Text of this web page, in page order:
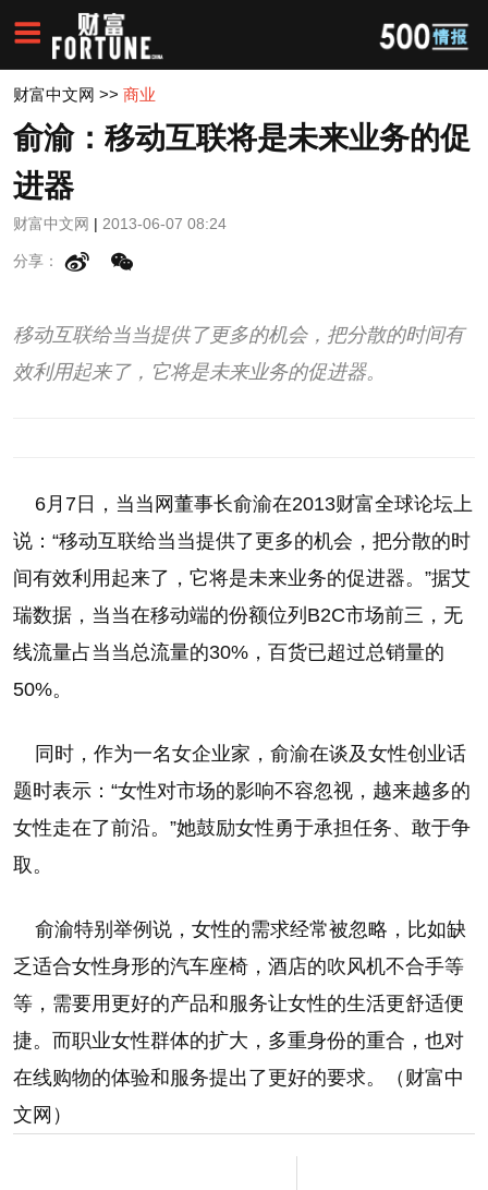
财富中文网 >> 商业
俞渝：移动互联将是未来业务的促
进器
财富中文网 | 2013-06-07 08:24
分享：
移动互联给当当提供了更多的机会，把分散的时间有
效利用起来了，它将是未来业务的促进器。
6月7日，当当网董事长俞渝在2013财富全球论坛上
说：“移动互联给当当提供了更多的机会，把分散的时
间有效利用起来了，它将是未来业务的促进器。”据艾
瑞数据，当当在移动端的份额位列B2C市场前三，无
线流量占当当总流量的30%，百货已超过总销量的
50%。
同时，作为一名女企业家，俞渝在谈及女性创业话
题时表示：“女性对市场的影响不容忽视，越来越多的
女性走在了前沿。”她鼓励女性勇于承担任务、敢于争
取。
俞渝特别举例说，女性的需求经常被忽略，比如缺
乏适合女性身形的汽车座椅，酒店的吹风机不合手等
等，需要用更好的产品和服务让女性的生活更舒适便
捷。而职业女性群体的扩大，多重身份的重合，也对
在线购物的体验和服务提出了更好的要求。（财富中
文网）